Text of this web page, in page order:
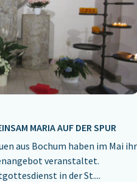
MARIA AUF DER SPUR
aus Bochum haben im Mai ihr
veranstaltet.
in der St....